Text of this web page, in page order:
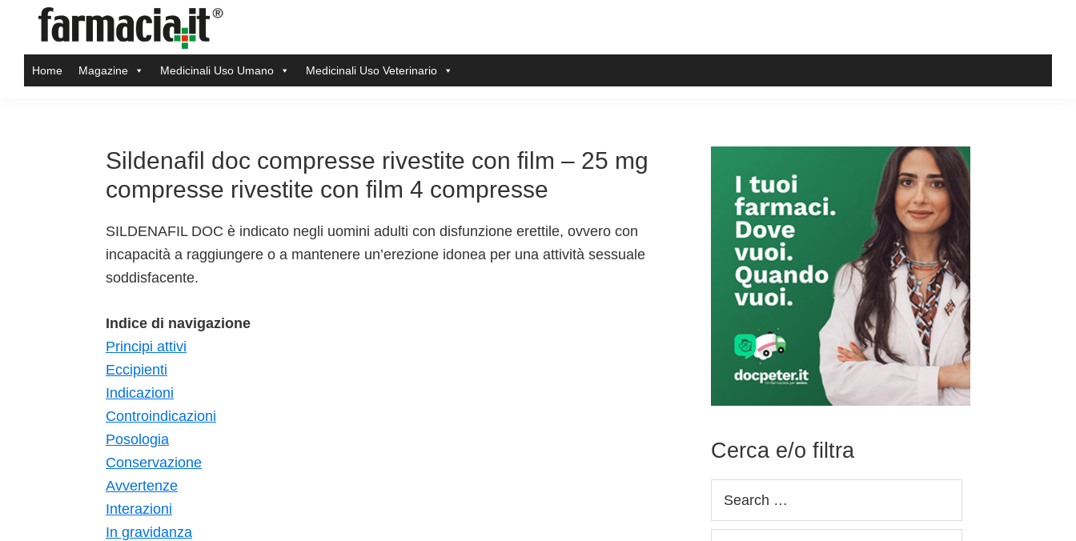
primary
main
primary
footerFarmacia.it
magazine
Home Magazine Medicinali Uso Umano Medicinali Uso Veterinario
Sildenafil doc compresse rivestite con film – 25 mg
compresse rivestite con film 4 compresse
SILDENAFIL DOC è indicato negli uomini adulti con disfunzione erettile, ovvero con
incapacità a raggiungere o a mantenere un’erezione idonea per una attività sessuale
soddisfacente.
Indice di navigazione
Principi attivi
Eccipienti
Indicazioni
Controindicazioni
Posologia
Conservazione
Avvertenze
Interazioni
In gravidanza
Sidebar
Cerca e/o filtra